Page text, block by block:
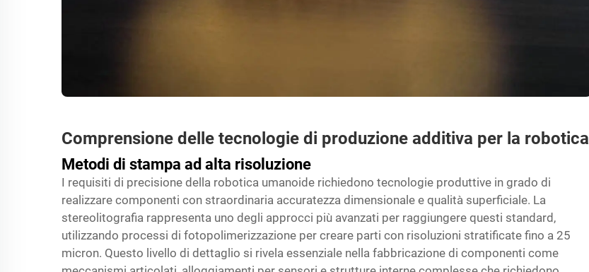
Comprensione delle tecnologie di produzione additiva per la robotica
Metodi di stampa ad alta risoluzione
I requisiti di precisione della robotica umanoide richiedono tecnologie produttive in grado di
realizzare componenti con straordinaria accuratezza dimensionale e qualità superficiale. La
stereolitografia rappresenta uno degli approcci più avanzati per raggiungere questi standard,
utilizzando processi di fotopolimerizzazione per creare parti con risoluzioni stratificate fino a 25
micron. Questo livello di dettaglio si rivela essenziale nella fabbricazione di componenti come